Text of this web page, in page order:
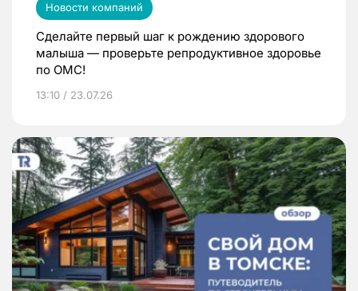
Новости компаний
Сделайте первый шаг к рождению здорового
малыша — проверьте репродуктивное здоровье
по ОМС!
13:10 / 23.07.26